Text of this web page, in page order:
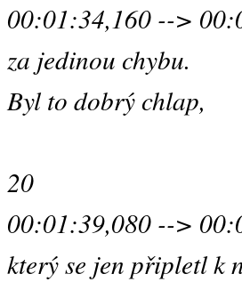
00:01:34,160 -->
za jedinou chybu.
Byl to dobrý chlap,
20
00:01:39,080 -->
který se jen připletl k